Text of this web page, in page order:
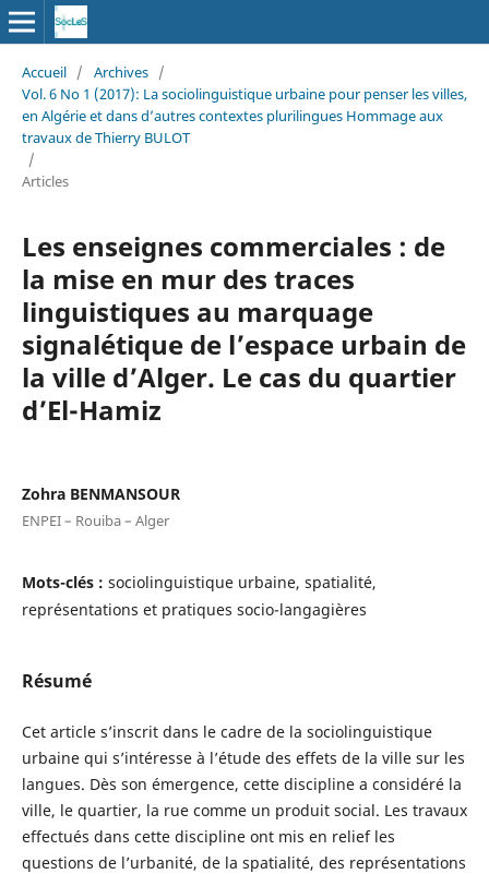
Accueil / Archives /
Vol. 6 No 1 (2017): La sociolinguistique urbaine pour penser les villes,
en Algérie et dans d’autres contextes plurilingues Hommage aux
travaux de Thierry BULOT
/
Articles
Les enseignes commerciales : de
la mise en mur des traces
linguistiques au marquage
signalétique de l’espace urbain de
la ville d’Alger. Le cas du quartier
d’El-Hamiz
Zohra BENMANSOUR
ENPEI – Rouiba – Alger
Mots-clés : sociolinguistique urbaine, spatialité,
représentations et pratiques socio-langagières
Résumé
Cet article s’inscrit dans le cadre de la sociolinguistique
urbaine qui s’intéresse à l’étude des effets de la ville sur les
langues. Dès son émergence, cette discipline a considéré la
ville, le quartier, la rue comme un produit social. Les travaux
effectués dans cette discipline ont mis en relief les
questions de l’urbanité, de la spatialité, des représentations